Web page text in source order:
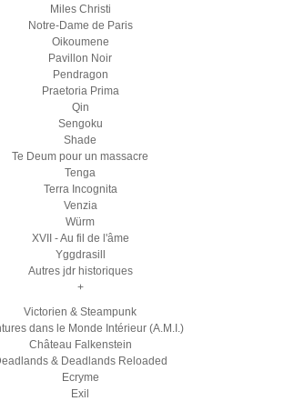
Miles Christi
Notre-Dame de Paris
Oikoumene
Pavillon Noir
Pendragon
Praetoria Prima
Qin
Sengoku
Shade
Te Deum pour un massacre
Tenga
Terra Incognita
Venzia
Würm
XVII - Au fil de l'âme
Yggdrasill
Autres jdr historiques
+
Victorien & Steampunk
dans le Monde Intérieur (A.M.I.)
Château Falkenstein
& Deadlands Reloaded
Ecryme
Exil